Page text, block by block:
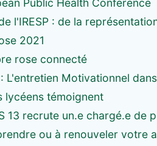
Public Health Conference
l'IRESP : de la
2021
rose connecté
L'entretien Motivationnel
lycéens témoignent
13 recrute un.e chargé.e de
ou à renouveler votre